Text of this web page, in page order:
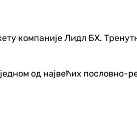
компаније Лидл БХ.
од највећих пословно-